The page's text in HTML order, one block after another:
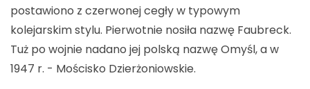
postawiono z czerwonej cegły w typowym
kolejarskim stylu. Pierwotnie nosiła nazwę Faubreck.
Tuż po wojnie nadano jej polską nazwę Omyśl, a w
1947 r. - Mościsko Dzierżoniowskie.